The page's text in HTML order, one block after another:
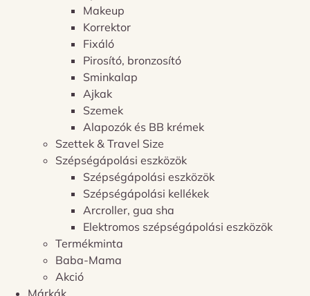
Makeup
Korrektor
Fixáló
Pirosító, bronzosító
Sminkalap
Ajkak
Szemek
Alapozók és BB krémek
Szettek & Travel Size
Szépségápolási eszközök
Szépségápolási eszközök
Szépségápolási kellékek
Arcroller, gua sha
Elektromos szépségápolási eszközök
Termékminta
Baba-Mama
Akció
Márkák